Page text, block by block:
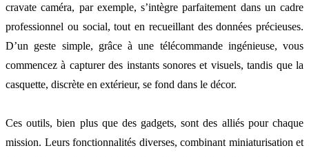
cravate caméra, par exemple, s’intègre parfaitement dans un cadre
professionnel ou social, tout en recueillant des données précieuses.
D’un geste simple, grâce à une télécommande ingénieuse, vous
commencez à capturer des instants sonores et visuels, tandis que la
casquette, discrète en extérieur, se fond dans le décor.
Ces outils, bien plus que des gadgets, sont des alliés pour chaque
mission. Leurs fonctionnalités diverses, combinant miniaturisation et